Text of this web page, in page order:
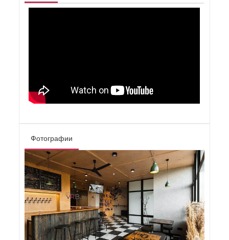
Фотографии